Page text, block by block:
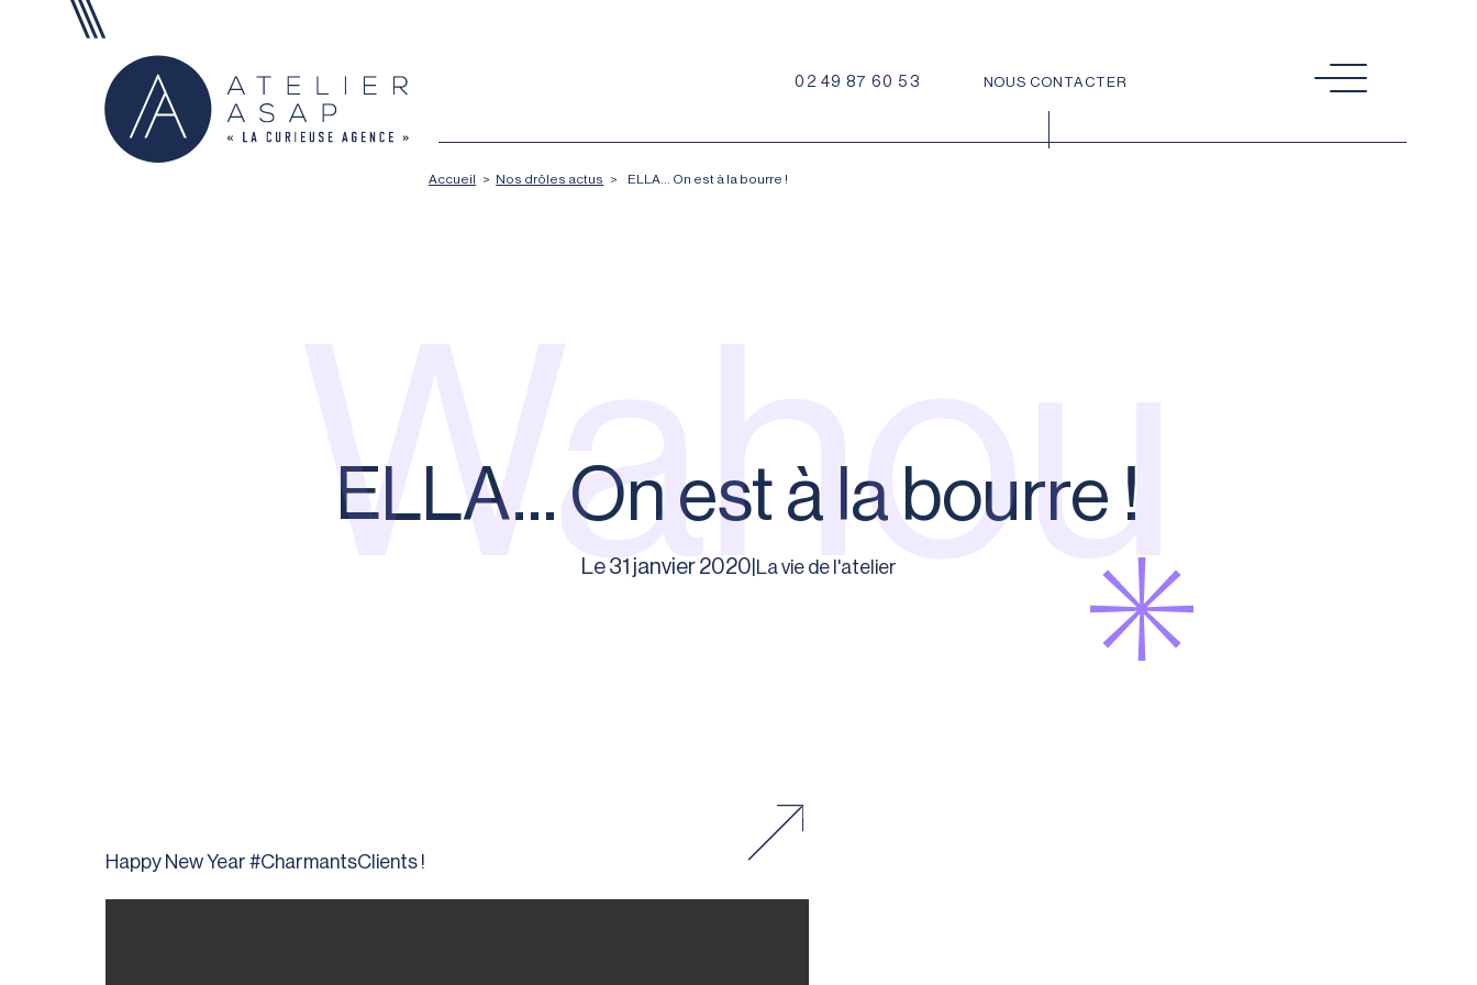
Aller au contenu
02 49 87 60 53 NOUS CONTACTER
Accueil > Nos drôles actus > ELLA… On est à la bourre !
ELLA… On est à la bourre !
Wahou
Le 31 janvier 2020 La vie de l'atelier
Happy New Year #CharmantsClients !